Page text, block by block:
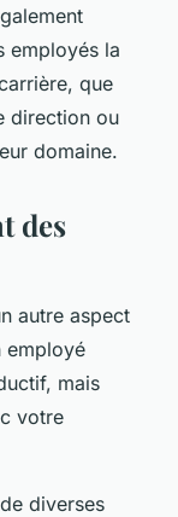
employés la
que
direction ou
domaine.
des
autre aspect
employé
mais
votre
diverses